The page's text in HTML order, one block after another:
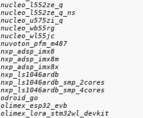
nucleo_l552ze_q
nucleo_l552ze_q_ns
nucleo_u575zi_q
nucleo_wb55rg
nucleo_wl55jc
nuvoton_pfm_m487
nxp_adsp_imx8
nxp_adsp_imx8m
nxp_adsp_imx8x
nxp_ls1046ardb
nxp_ls1046ardb_smp_2cores
nxp_ls1046ardb_smp_4cores
odroid_go
olimex_esp32_evb
olimex_lora_stm32wl_devkit